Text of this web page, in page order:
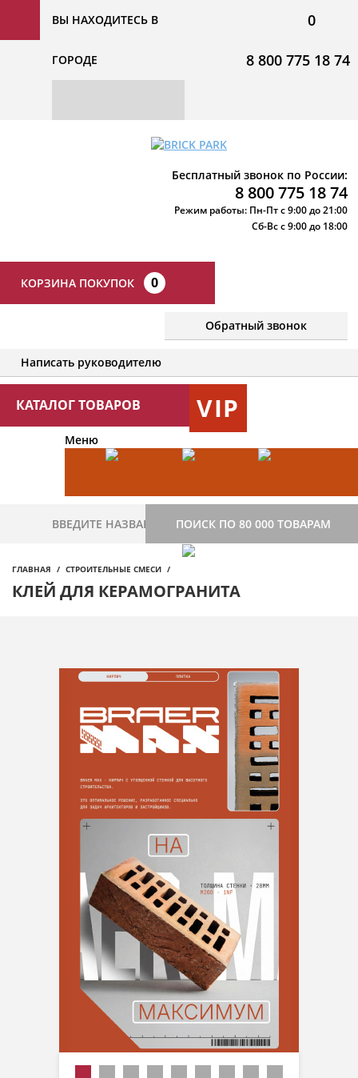
ВЫ НАХОДИТЕСЬ В
ГОРОДЕ
0
8 800 775 18 74
Бесплатный звонок по России:
8 800 775 18 74
Режим работы: Пн-Пт с 9:00 до 21:00
Сб-Вс с 9:00 до 18:00
КОРЗИНА ПОКУПОК 0
Обратный звонок
Написать руководителю
КАТАЛОГ ТОВАРОВ VIP
Меню
ПОИСК ПО 80 000 ТОВАРАМ
ГЛАВНАЯ СТРОИТЕЛЬНЫЕ СМЕСИ
КЛЕЙ ДЛЯ КЕРАМОГРАНИТА
Производитель
Материал основания